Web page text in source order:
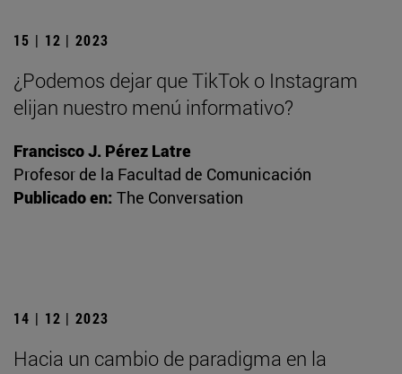
15 | 12 | 2023
¿Podemos dejar que TikTok o Instagram
elijan nuestro menú informativo?
Francisco J. Pérez Latre
Profesor de la Facultad de Comunicación
Publicado en: The Conversation
14 | 12 | 2023
Hacia un cambio de paradigma en la